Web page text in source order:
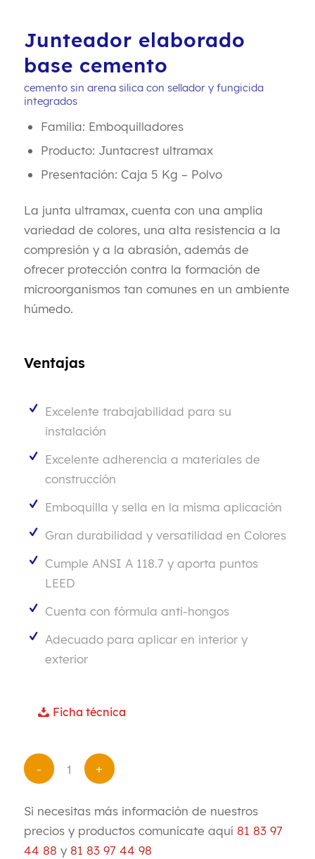
Junteador elaborado
base cemento
cemento sin arena silica con sellador y fungicida
integrados
Familia: Emboquilladores
Producto: Juntacrest ultramax
Presentación: Caja 5 Kg – Polvo
La junta ultramax, cuenta con una amplia
variedad de colores, una alta resistencia a la
compresión y a la abrasión, además de
ofrecer protección contra la formación de
microorganismos tan comunes en un ambiente
húmedo.
Ventajas
Excelente trabajabilidad para su
instalación
Excelente adherencia a materiales de
construcción
Emboquilla y sella en la misma aplicación
Gran durabilidad y versatilidad en Colores
Cumple ANSI A 118.7 y aporta puntos
LEED
Cuenta con fórmula anti-hongos
Adecuado para aplicar en interior y
exterior
Ficha técnica
Si necesitas más información de nuestros
precios y productos comunícate aquí 81 83 97
44 88 y 81 83 97 44 98